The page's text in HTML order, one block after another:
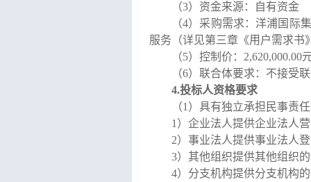
（3）资金来源：自有资金
（4）采购需求： 洋浦国际
服务 （详见第三章 《用户需求书
（5）控制价： 2,620,000.00
（6）联合体要求：不接受
4.投标人资格要求
（1 ）具有独立承担民事责
1 ）企业法人提供企业法人
2）事业法人提供事业法人
3）其他组织提供其他组织
4） 分支机构提供分支机构